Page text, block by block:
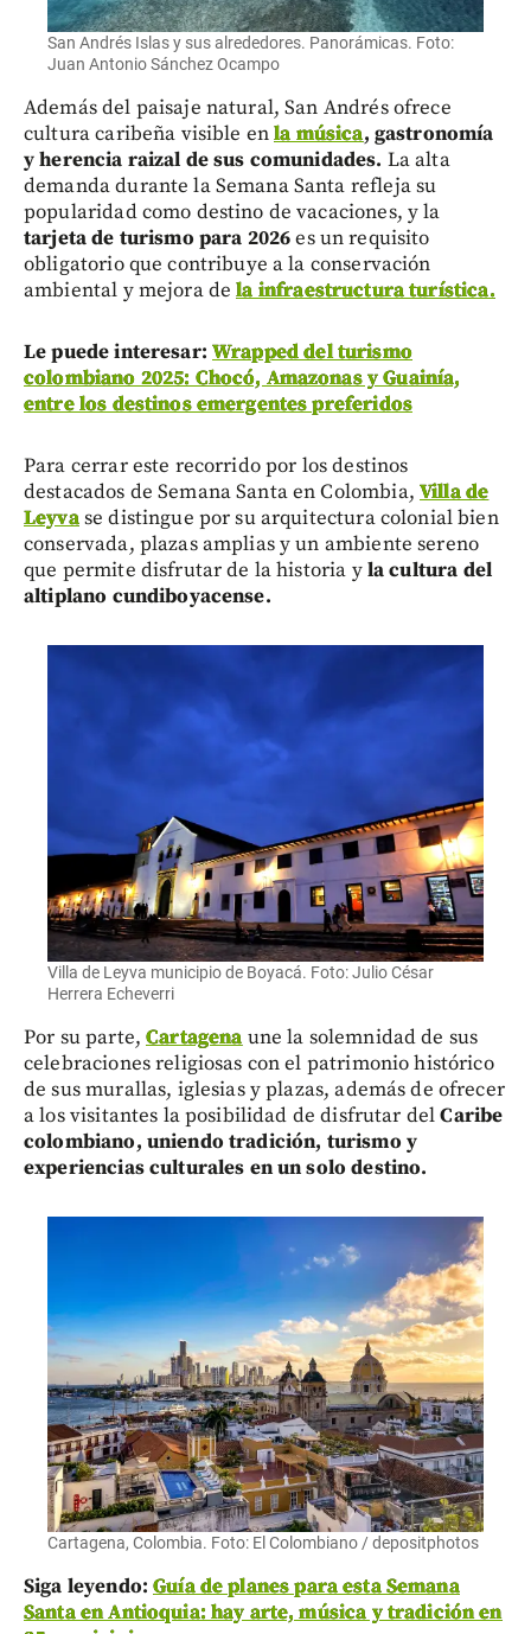
San Andrés Islas y sus alrededores. Panorámicas. Foto:
Juan Antonio Sánchez Ocampo
Además del paisaje natural, San Andrés ofrece
cultura caribeña visible enla música, gastronomía
y herencia raizal de sus comunidades. La alta
demanda durante la Semana Santa refleja su
popularidad como destino de vacaciones, y la
tarjeta de turismo para 2026es un requisito
obligatorio que contribuye a la conservación
ambiental y mejora dela infraestructura turística.
Le puede interesar: Wrapped del turismo
colombiano 2025: Chocó, Amazonas y Guainía,
entre los destinos emergentes preferidos
Para cerrar este recorrido por los destinos
destacados de Semana Santa en Colombia, Villa de
Leyvase distingue por su arquitectura colonial bien
conservada, plazas amplias y un ambiente sereno
que permite disfrutar de la historia yla cultura del
altiplano cundiboyacense.
Villa de Leyva municipio de Boyacá. Foto: Julio César
Herrera Echeverri
Por su parte,Cartagena une la solemnidad de sus
celebraciones religiosas con el patrimonio histórico
de sus murallas, iglesias y plazas, además de ofrecer
a los visitantes la posibilidad de disfrutar delCaribe
colombiano, uniendo tradición, turismo y
experiencias culturales en un solo destino.
Cartagena, Colombia. Foto: El Colombiano / depositphotos
Siga leyendo:Guía de planes para esta Semana
Santa en Antioquia: hay arte, música y tradición en